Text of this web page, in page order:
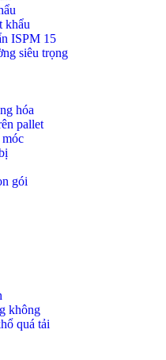
khẩu
ISPM 15
siêu trọng
hóa
pallet
móc
gói
không
quá tải